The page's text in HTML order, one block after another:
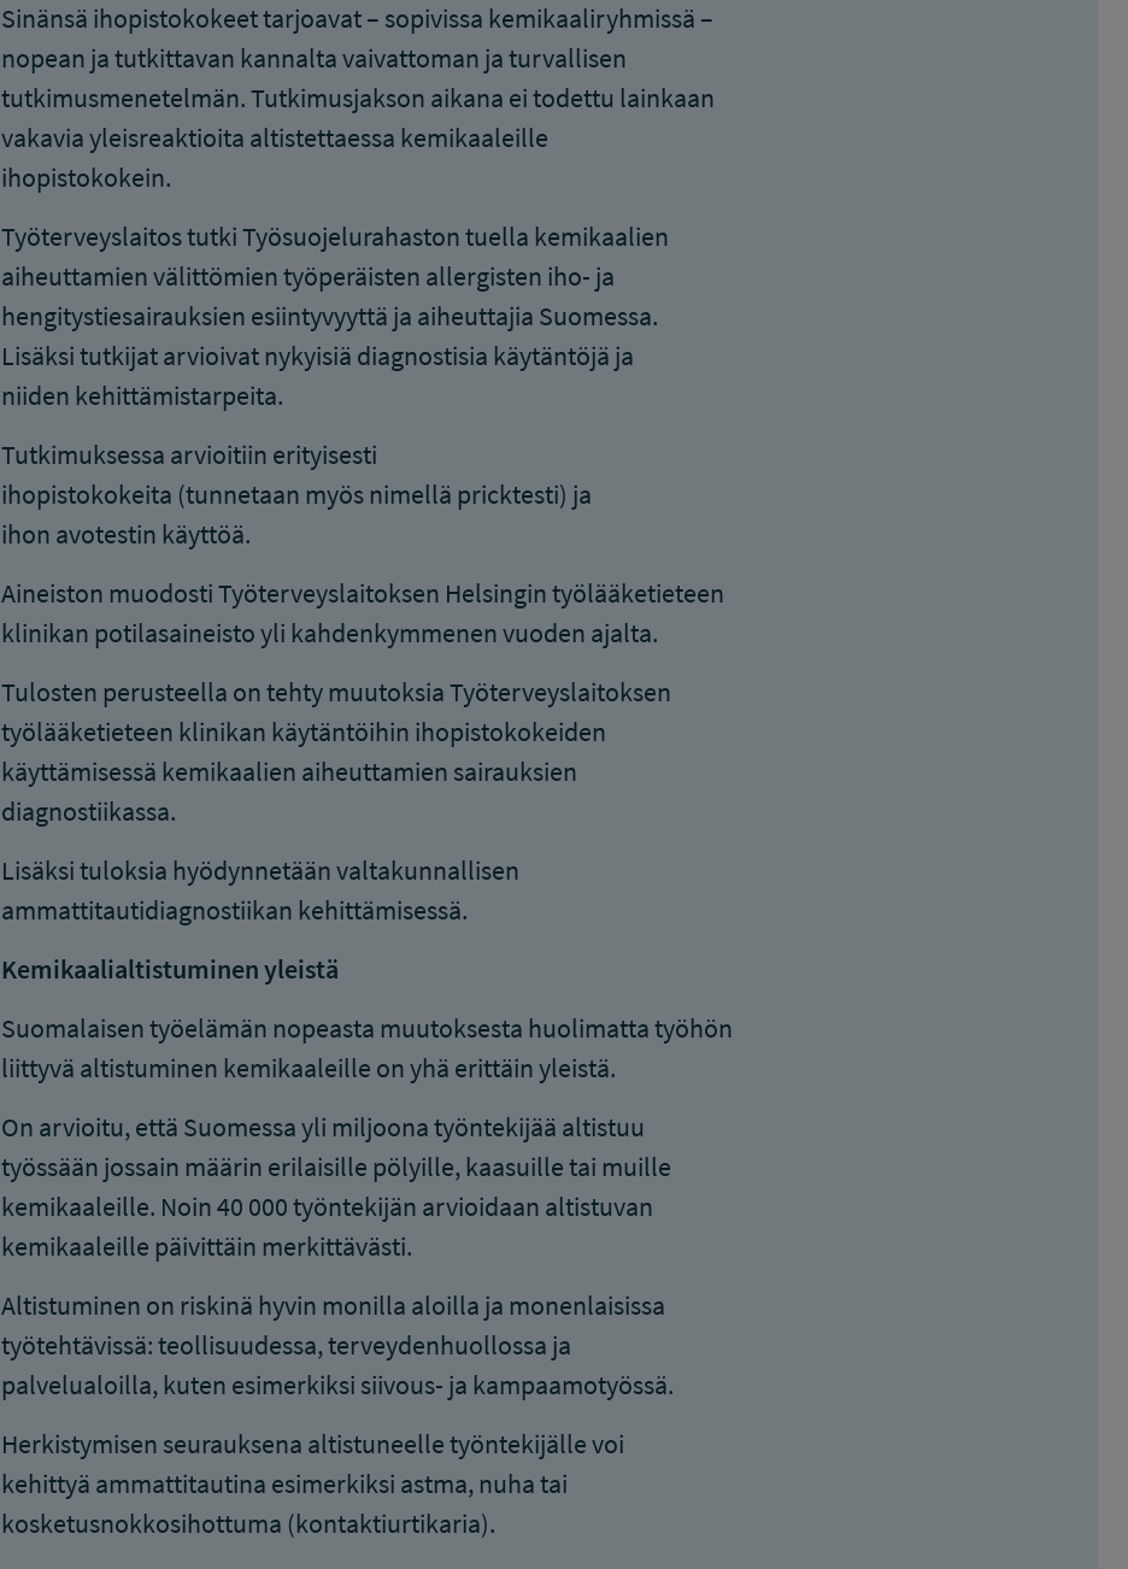
Sinänsä ihopistokokeet tarjoavat – sopivissa kemikaaliryhmissä –
nopean ja tutkittavan kannalta vaivattoman ja turvallisen
tutkimusmenetelmän. Tutkimusjakson aikana ei todettu lainkaan
vakavia yleisreaktioita altistettaessa kemikaaleille
ihopistokokein.
Työterveyslaitos tutki Työsuojelurahaston tuella kemikaalien
aiheuttamien välittömien työperäisten allergisten iho- ja
hengitystiesairauksien esiintyvyyttä ja aiheuttajia Suomessa.
Lisäksi tutkijat arvioivat nykyisiä diagnostisia käytäntöjä ja
niiden kehittämistarpeita.
Tutkimuksessa arvioitiin erityisesti
ihopistokokeita (tunnetaan myös nimellä pricktesti) ja
ihon avotestin käyttöä.
Aineiston muodosti Työterveyslaitoksen Helsingin työlääketieteen
klinikan potilasaineisto yli kahdenkymmenen vuoden ajalta.
Tulosten perusteella on tehty muutoksia Työterveyslaitoksen
työlääketieteen klinikan käytäntöihin ihopistokokeiden
käyttämisessä kemikaalien aiheuttamien sairauksien
diagnostiikassa.
Lisäksi tuloksia hyödynnetään valtakunnallisen
ammattitautidiagnostiikan kehittämisessä.
Kemikaalialtistuminen yleistä
Suomalaisen työelämän nopeasta muutoksesta huolimatta työhön
liittyvä altistuminen kemikaaleille on yhä erittäin yleistä.
On arvioitu, että Suomessa yli miljoona työntekijää altistuu
työssään jossain määrin erilaisille pölyille, kaasuille tai muille
kemikaaleille. Noin 40 000 työntekijän arvioidaan altistuvan
kemikaaleille päivittäin merkittävästi.
Altistuminen on riskinä hyvin monilla aloilla ja monenlaisissa
työtehtävissä: teollisuudessa, terveydenhuollossa ja
palvelualoilla, kuten esimerkiksi siivous- ja kampaamotyössä.
Herkistymisen seurauksena altistuneelle työntekijälle voi
kehittyä ammattitautina esimerkiksi astma, nuha tai
kosketusnokkosihottuma (kontaktiurtikaria).